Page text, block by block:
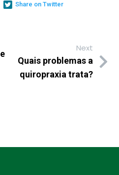
Share on Twitter
Next
Quais problemas a
quiropraxia trata?